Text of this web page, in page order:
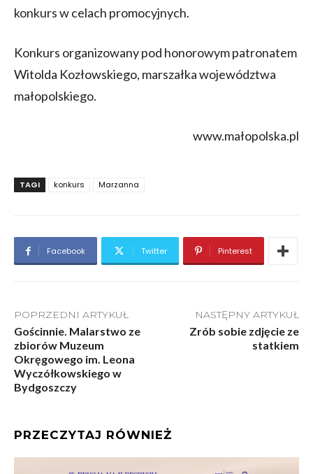
konkurs w celach promocyjnych.
Konkurs organizowany pod honorowym patronatem
Witolda Kozłowskiego, marszałka województwa
małopolskiego.
www.małopolska.pl
TAGI konkurs Marzanna
Facebook Twitter Pinterest
POPRZEDNI ARTYKUŁ
Gościnnie. Malarstwo ze
zbiorów Muzeum
Okręgowego im. Leona
Wyczółkowskiego w
Bydgoszczy
NASTĘPNY ARTYKUŁ
Zrób sobie zdjęcie ze
statkiem
PRZECZYTAJ RÓWNIEŻ